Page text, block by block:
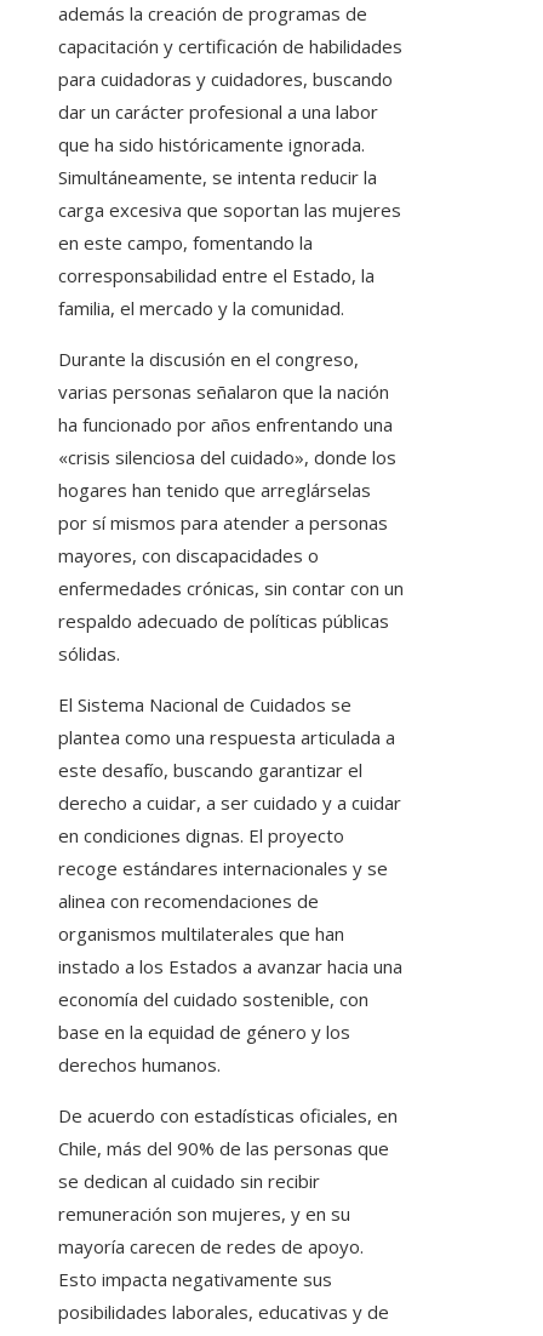
además la creación de programas de
capacitación y certificación de habilidades
para cuidadoras y cuidadores, buscando
dar un carácter profesional a una labor
que ha sido históricamente ignorada.
Simultáneamente, se intenta reducir la
carga excesiva que soportan las mujeres
en este campo, fomentando la
corresponsabilidad entre el Estado, la
familia, el mercado y la comunidad.
Durante la discusión en el congreso,
varias personas señalaron que la nación
ha funcionado por años enfrentando una
«crisis silenciosa del cuidado», donde los
hogares han tenido que arreglárselas
por sí mismos para atender a personas
mayores, con discapacidades o
enfermedades crónicas, sin contar con un
respaldo adecuado de políticas públicas
sólidas.
El Sistema Nacional de Cuidados se
plantea como una respuesta articulada a
este desafío, buscando garantizar el
derecho a cuidar, a ser cuidado y a cuidar
en condiciones dignas. El proyecto
recoge estándares internacionales y se
alinea con recomendaciones de
organismos multilaterales que han
instado a los Estados a avanzar hacia una
economía del cuidado sostenible, con
base en la equidad de género y los
derechos humanos.
De acuerdo con estadísticas oficiales, en
Chile, más del 90% de las personas que
se dedican al cuidado sin recibir
remuneración son mujeres, y en su
mayoría carecen de redes de apoyo.
Esto impacta negativamente sus
posibilidades laborales, educativas y de